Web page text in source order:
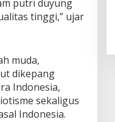
putri duyung
tinggi,” ujar
muda,
dikepang
Indonesia,
sekaligus
Indonesia.